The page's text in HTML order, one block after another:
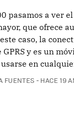
pasamos a ver
que ofrece
caso, la
GPRS y es un
en
FUENTES HACE 19